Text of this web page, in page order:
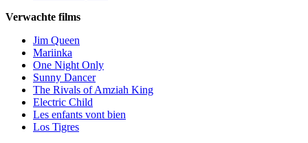
Verwachte films
Jim Queen
Mariinka
One Night Only
Sunny Dancer
The Rivals of Amziah King
Electric Child
Les enfants vont bien
Los Tigres